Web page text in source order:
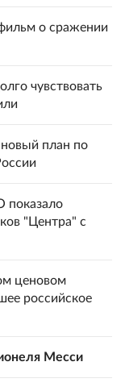
о сражении
чувствовать
план по
показало
"Центра" с
ценовом
российское
Месси